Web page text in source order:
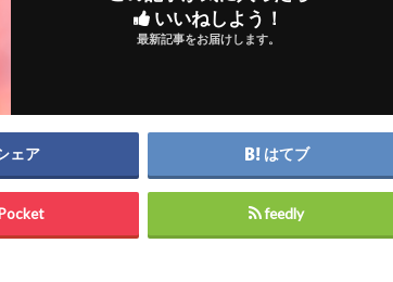
いいねしよう！
最新記事をお届けします。
ェア はてブ
Pocket feedly